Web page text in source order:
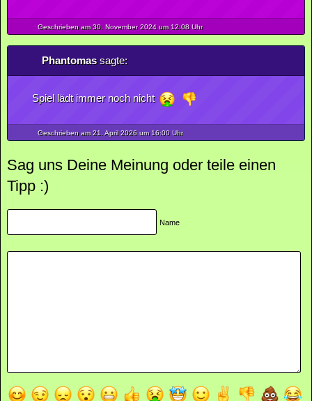
Geschrieben am 30. November2024um 12:08 Uhr
Phantomassagte:
Spiel lädt immer noch nicht
Geschrieben am 21. April2026um 16:00 Uhr
Sag uns Deine Meinung oder teile einen
Tipp :)
Name